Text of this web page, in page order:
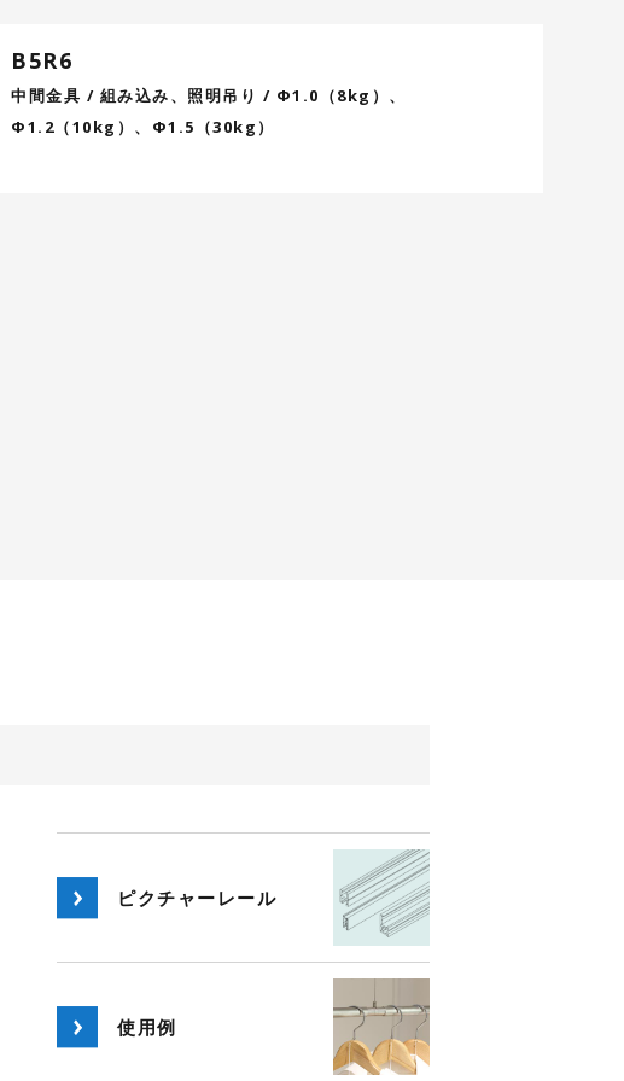
B5R6
中間金具 / 組み込み、照明吊り / Φ1.0（8kg）、
Φ1.2（10kg）、Φ1.5（30kg）
ピクチャー レール
使用例